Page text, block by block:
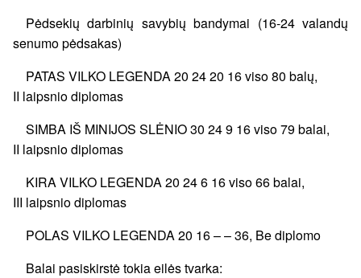
Pėdsekių darbinių savybių bandymai (16-24 valandų
senumo pėdsakas)
PATAS VILKO LEGENDA 20 24 20 16 viso 80 balų,
II laipsnio diplomas
SIMBA IŠ MINIJOS SLĖNIO 30 24 9 16 viso 79 balai,
II laipsnio diplomas
KIRA VILKO LEGENDA 20 24 6 16 viso 66 balai,
III laipsnio diplomas
POLAS VILKO LEGENDA 20 16 – – 36, Be diplomo
Balai pasiskirstė tokia eilės tvarka: